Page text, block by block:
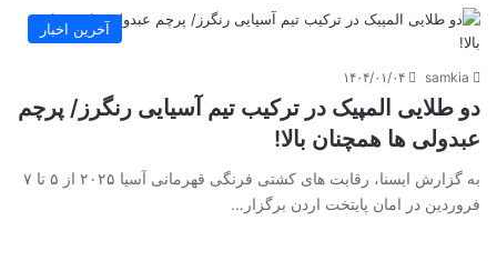
آخرین اخبار
samkia ۱۴۰۴/۰۱/۰۴
دو طلایی المپیک در ترکیب تیم آسیایی رنگرز/ پرچم
عبدولی ها همچنان بالا!
به گزارش ایسنا، رقابت های کشتی فرنگی قهرمانی آسیا ۲۰۲۵ از ۵ تا ۷
فروردین در امان پایتخت اردن برگزار…